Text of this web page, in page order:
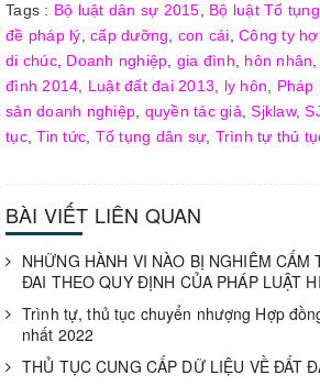
Tags : Bộ luật dân sự 2015 Bộ luật Tố
đề pháp lý cấp dưỡng con cái Công ty
di chúc, Doanh nghiệp gia đình hôn nhân
đình 2014
Luật đất đai 2013 ly hôn Pháp
sản doanh nghiệp quyền tác giả ,Sjklaw,
tục,Tin tức Tố tụng dân sự Trình tự thủ
BÀI VIẾT LIÊN QUAN
NHỮNG HÀNH VI NÀO BỊ NGHIÊM CẤM
ĐAI THEO QUY ĐỊNH CỦA PHÁP LUẬT
Trình tự, thủ tục chuyển nhượng Hợp
nhất 2022
THỦ TỤC CUNG CẤP DỮ LIỆU VỀ ĐẤT